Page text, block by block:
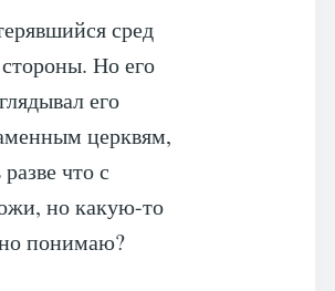
сред
Но его
его
церквям,
что с
но какую-то
понимаю?